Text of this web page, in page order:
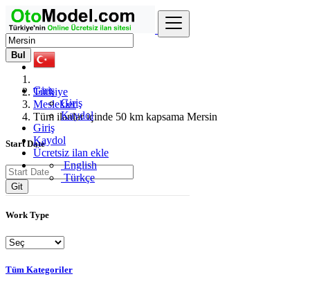
Giriş
Giriş
Kaydol
Giriş
Kaydol
Ücretsiz ilan ekle
English
Türkçe
Bul
Türkiye
Meslekler
Tüm ilanlar içinde 50 km kapsama Mersin
Start Date
Git
Work Type
Tüm Kategoriler